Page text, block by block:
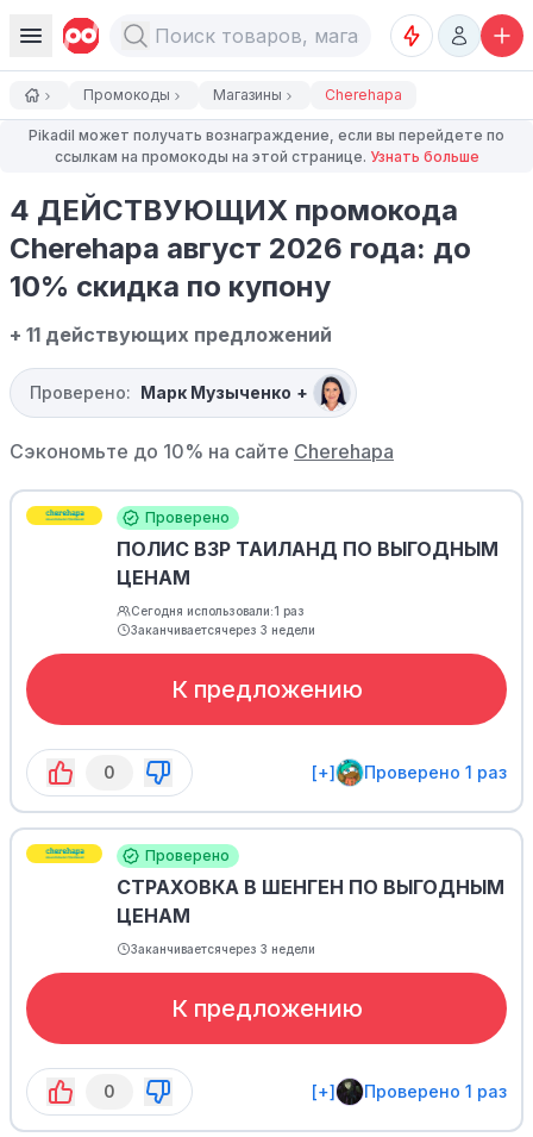
Промокоды Магазины Cherehapa
Pikadil может получать вознаграждение, если вы перейдете по
ссылкам на промокоды на этой странице. Узнать больше
4 ДЕЙСТВУЮЩИХ промокода
Cherehapa август 2026 года: до
10% скидка по купону
+ 11 действующих предложений
Проверено: Марк Музыченко +
Сэкономьте до 10% на сайте Cherehapa
Проверено
ПОЛИС ВЗР ТАИЛАНД ПО ВЫГОДНЫМ
ЦЕНАМ
Сегодня использовали:1 раз
Заканчиваетсячерез 3 недели
К предложению
0 [+] Проверено 1 раз
Проверено
СТРАХОВКА В ШЕНГЕН ПО ВЫГОДНЫМ
ЦЕНАМ
Заканчиваетсячерез 3 недели
К предложению
0 [+] Проверено 1 раз